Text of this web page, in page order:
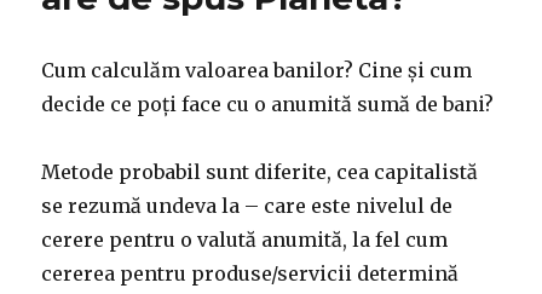
Cum calculăm valoarea banilor? Cine și cum
decide ce poți face cu o anumită sumă de bani?
Metode probabil sunt diferite, cea capitalistă
se rezumă undeva la – care este nivelul de
cerere pentru o valută anumită, la fel cum
cererea pentru produse/servicii determină